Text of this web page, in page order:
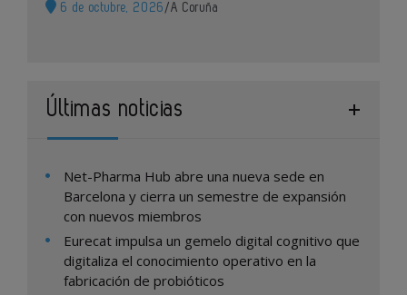
6 de octubre, 2026 /A Coruña
Últimas noticias
Net-Pharma Hub abre una nueva sede en
Barcelona y cierra un semestre de expansión
con nuevos miembros
Eurecat impulsa un gemelo digital cognitivo que
digitaliza el conocimiento operativo en la
fabricación de probióticos